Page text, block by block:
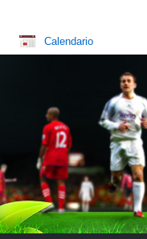
Calendario